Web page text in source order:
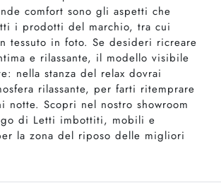
comfort sono gli aspetti che
i prodotti del marchio, tra cui
tessuto in foto. Se desideri ricreare
e rilassante, il modello visibile
nella stanza del relax dovrai
rilassante, per farti ritemprare
notte. Scopri nel nostro showroom
di Letti imbottiti, mobili e
la zona del riposo delle migliori